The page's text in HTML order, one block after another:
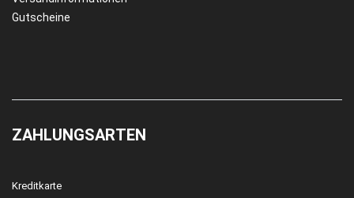
Gutscheine
ZAHLUNGSARTEN
Kreditkarte